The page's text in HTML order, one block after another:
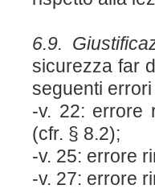
6.9.
sicurezza far
seguenti
-v. 22: errore
(cfr. § 8.2);
-v. 25: errore
-v. 27: errore